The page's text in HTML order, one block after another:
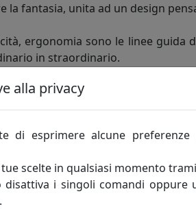
la fantasia, unita ad un design
ergonomia sono le linee
in straordinario.
a creare e a divertirsi.
nuove e adatte a tutte le
shabby o retrò.
a disposizione le linee Basic
di qualità superiore, che
alla privacy
di esprimere alcune
scelte in qualsiasi momento
i singoli comandi oppure